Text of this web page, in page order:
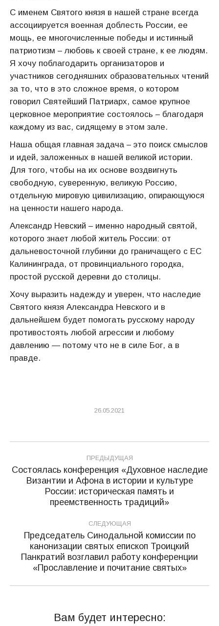
С именем Святого князя в нашей стране всегда
ассоциируется военная доблесть России, ее
мощь, ее многочисленные победы и истинный
патриотизм – любовь к своей стране, к ее людям.
Я хочу поблагодарить организаторов и
участников сегодняшних образовательных чтений
за то, что в это сложное время, о котором
говорил Святейший Патриарх, самое крупное
церковное мероприятие состоялось – благодаря
каждому из вас, сидящему в этом зале.
Наша общая главная задача – это поиск смыслов
и идей, заложенных в нашей великой истории.
Для того, чтобы на их основе воздвигнуть
свободную, суверенную, великую Россию,
отдельную мировую цивилизацию, опирающуюся
на ценности нашего народа.
Александр Невский – именно народный святой,
которого знает любой житель России: от
дальневосточной глубинки до граничащего с ЕС
Калининграда, от провинциального городка,
простой русской деревни до столицы.
Хочу выразить надежду и уверен, что наследие
Святого князя Александра Невского и в
дальнейшем будет помогать русскому народу
противостоять любой агрессии и любому
давлению — потому что не в силе Бог, а в
правде.
26.05.2021
Навигация
по
записям
ПРЕДЫДУЩАЯ
Предыдущая
запись:
Состоялась конференция «Духовное наследие
Византии и Афона в истории и культуре
России: историческая память и
преемственность традиций»
СЛЕДУЮЩАЯ
Следующая
запись:
Председатель Синодальной комиссии по
канонизации святых епископ Троицкий
Панкратий возглавил работу конференции
«Прославление и почитание святых»
Вам будет интересно: